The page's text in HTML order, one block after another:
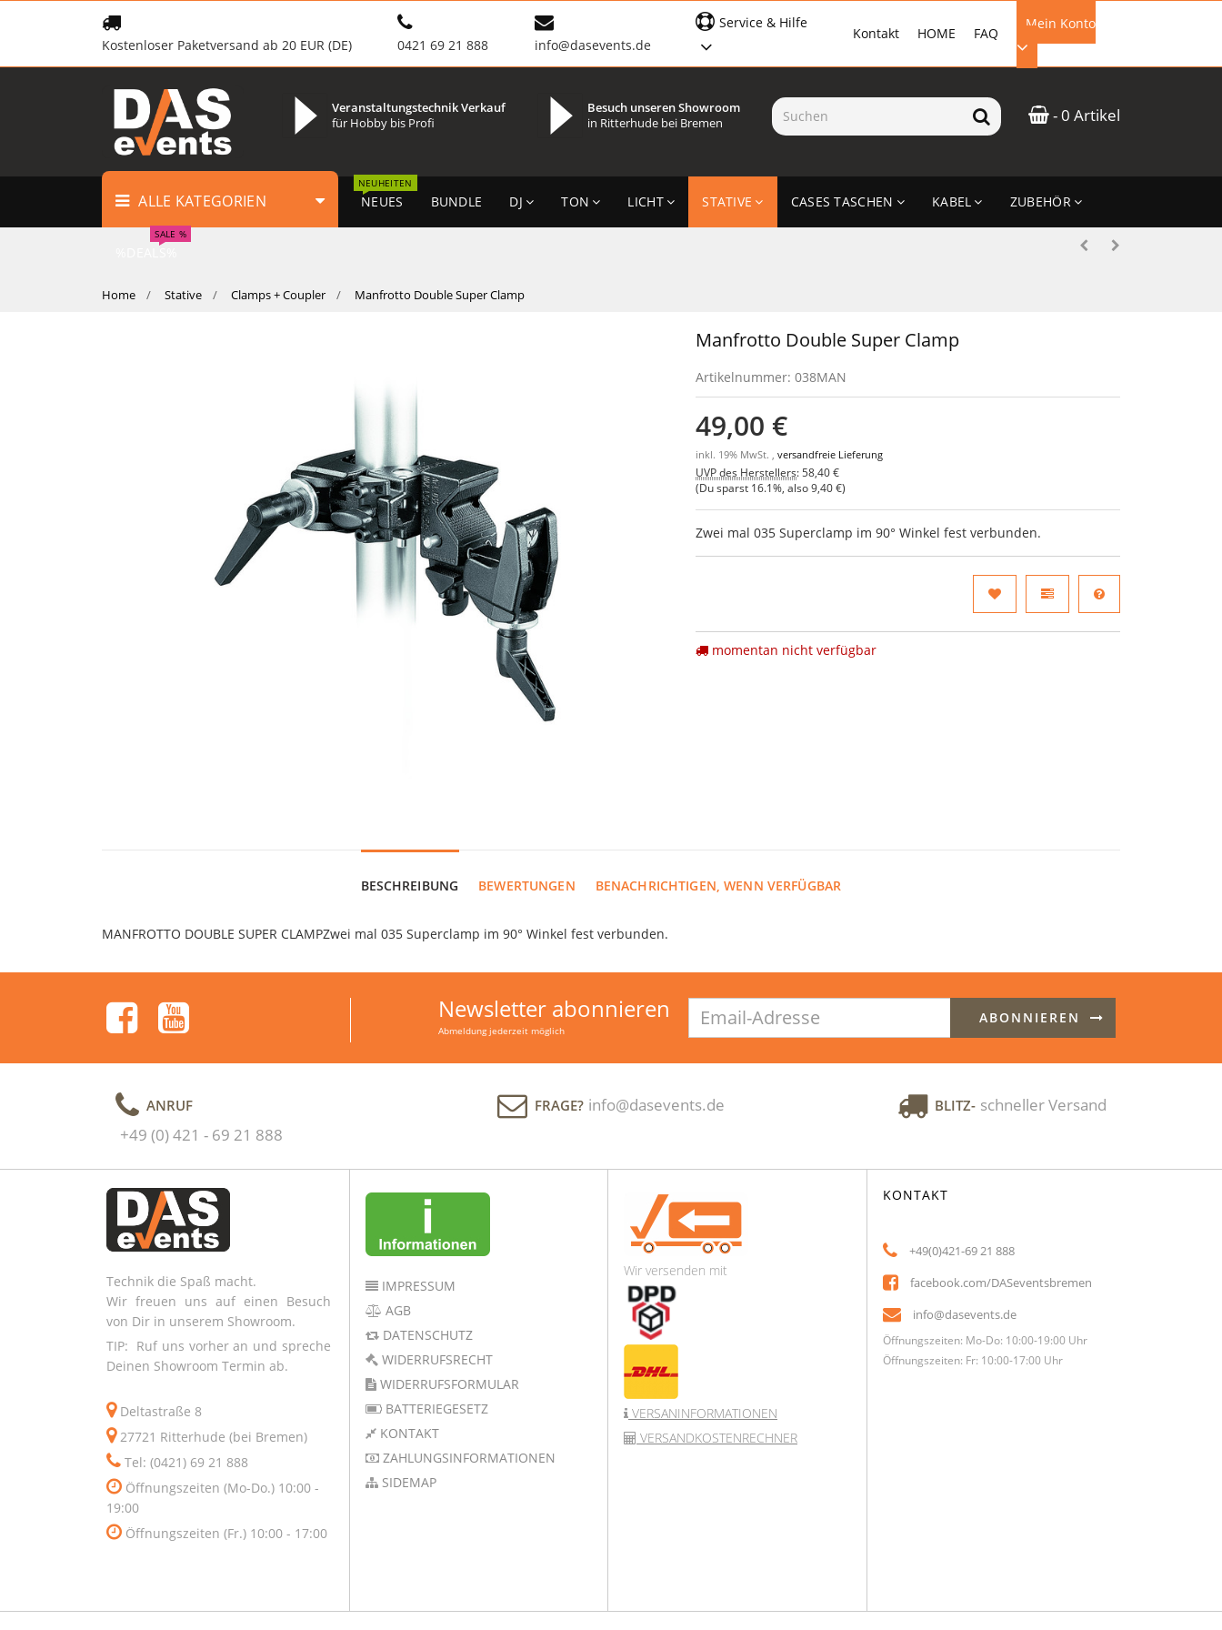
Kostenloser Paketversand ab 20 EUR (DE) 0421 69 21 888 info@dasevents.de
Mein Konto
EMAIL-ADRESSE
ANMELDEN
FAQ
HOME
Kontakt
Service & Hilfe
- 0 Artikel
Veranstaltungstechnik Verkauf
für Hobby bis Profi
Besuch unseren Showroom
in Ritterhude bei Bremen
ALLE KATEGORIEN NEUES
NEUHEITEN
BUNDLE DJ TON LICHT STATIVE CASES TASCHEN KABEL ZUBEHÖR
SALE %
Home Stative Clamps + Coupler Manfrotto Double Super Clamp
Manfrotto Double Super Clamp
Artikelnummer:038MAN
49,00 €
inkl. 19% MwSt. ,versandfreie Lieferung
UVP des Herstellers: 58,40 €
(Du sparst 16.1% , also9,40 €)
Zwei mal 035 Superclamp im 90° Winkel fest verbunden.
momentan nicht verfügbar
BESCHREIBUNG BEWERTUNGEN BENACHRICHTIGEN, WENN VERFÜGBAR
MANFROTTO DOUBLE SUPER CLAMPZwei mal 035 Superclamp im 90° Winkel fest verbunden.
Newsletter abonnieren
Abmeldung jederzeit möglich
Adresse
ABONNIEREN
ANRUF
+49 (0) 421 - 69 21 888
FRAGE? info@dasevents.de BLITZ- schneller Versand
Technik die Spaß macht.
Wir freuen uns auf einen Besuch
von Dir in unserem Showroom.
TIP: Ruf uns vorher an und spreche
Deinen Showroom Termin ab.
Deltastraße 8
27721 Ritterhude (bei Bremen)
Tel: (0421) 69 21 888
Öffnungszeiten (Mo-Do.) 10:00 -
19:00
Öffnungszeiten (Fr.) 10:00 - 17:00
IMPRESSUM
AGB
DATENSCHUTZ
WIDERRUFSRECHT
WIDERRUFSFORMULAR
BATTERIEGESETZ
KONTAKT
ZAHLUNGSINFORMATIONEN
SIDEMAP
Wir versenden mit
VERSANINFORMATIONEN
VERSANDKOSTENRECHNER
KONTAKT
+49(0)421-69 21 888
facebook.com/DASeventsbremen
info@dasevents.de
Öffnungszeiten: Mo-Do: 10:00-19:00 Uhr
Öffnungszeiten: Fr: 10:00-17:00 Uhr